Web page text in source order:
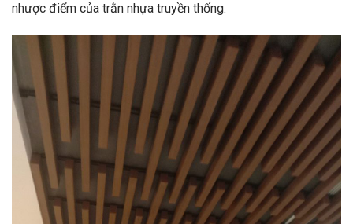
nhược điểm của trằn nhựa truyền thống.